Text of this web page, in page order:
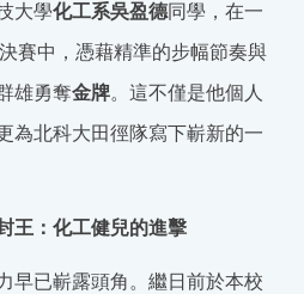
大學化工系吳盈德同學，在一
賽中，憑藉精準的步幅節奏與
雄勇奪金牌。這不僅是他個人
為北科大田徑隊寫下嶄新的一
王：化工健兒的進擊
早已嶄露頭角。繼日前於本校